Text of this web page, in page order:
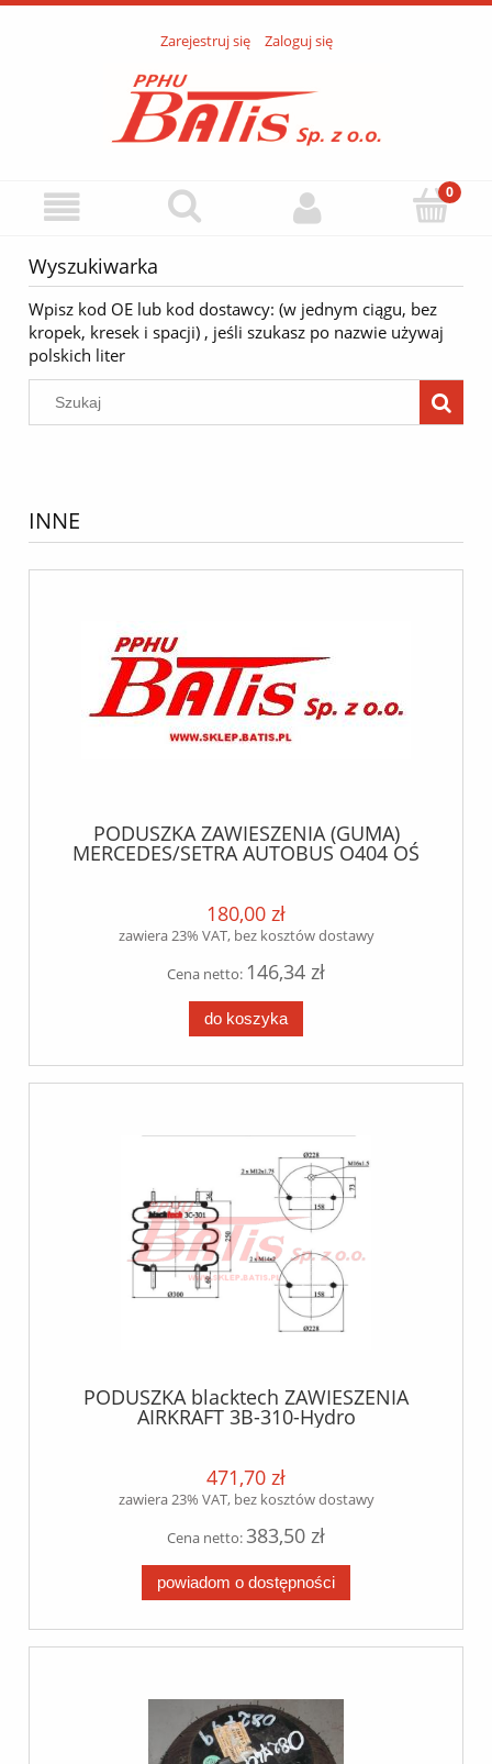
Zarejestruj się Zaloguj się
Wyszukiwarka
Wpisz kod OE lub kod dostawcy: (w jednym ciągu, bez
kropek, kresek i spacji) , jeśli szukasz po nazwie używaj
polskich liter
INNE
PODUSZKA ZAWIESZENIA (GUMA)
MERCEDES/SETRA AUTOBUS O404 OŚ
180,00 zł
zawiera 23% VAT, bez kosztów dostawy
Cena netto: 146,34 zł
do koszyka
PODUSZKA blacktech ZAWIESZENIA
AIRKRAFT 3B-310-Hydro
471,70 zł
zawiera 23% VAT, bez kosztów dostawy
Cena netto:383,50 zł
powiadom o dostępności